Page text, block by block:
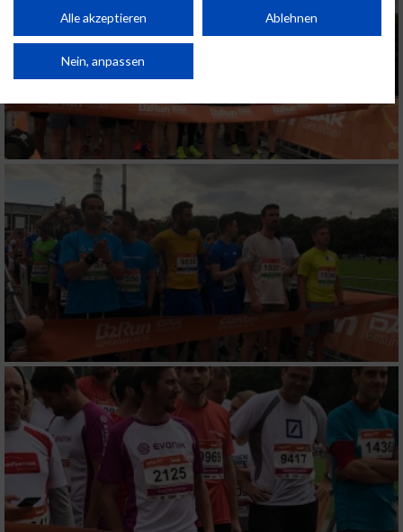
Kombinationen von Daten aus verschiedenen Quellen. Entwicklung und
von Inhalten.
Daten können außerhalb der Europäischen Union weitergegeben und in die
Website/App.
Partnerliste anzeigen (1 IAB-Anbieter)
Wir nutzen Ihre Daten für folgende Zwecke:
IAB-Verarbeitungszwecke:
Speichern von oder Zugriff auf Informationen
auf einem Endgerät
Verwendung reduzierter Daten zur Auswahl
von Werbeanzeigen
Erstellung von Profilen für personalisierte
Verwendung von Profilen zur Auswahl
personalisierter Werbung
Erstellung von Profilen zur Personalisierung
von Inhalten
Verwendung von Profilen zur Auswahl
personalisierter Inhalte
Alle akzeptieren Ablehnen
Nein, anpassen